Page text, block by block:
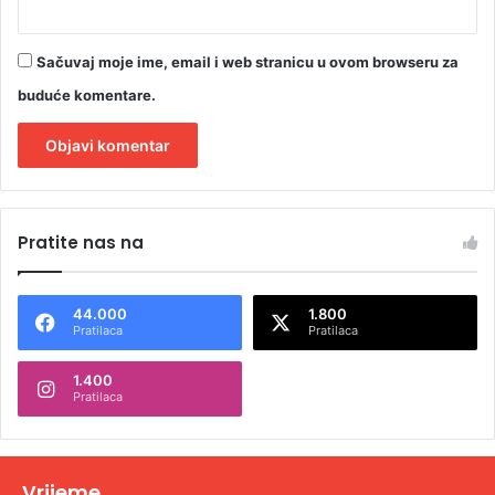
Sačuvaj moje ime, email i web stranicu u ovom browseru za
buduće komentare.
t
n
t
v
Pratite nas na
44.000
Pratilaca
1.800
Pratilaca
1.400
Pratilaca